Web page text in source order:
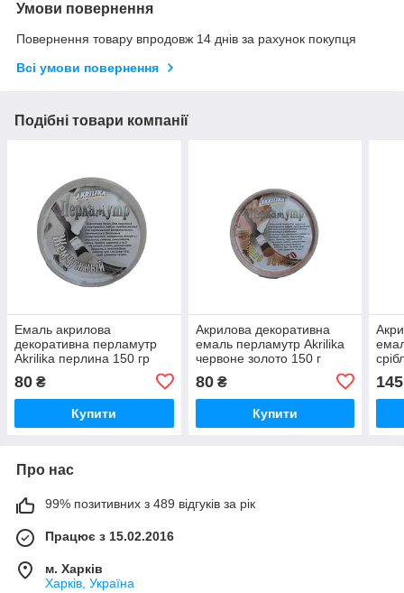
Умови повернення
Повернення товару впродовж 14 днів за рахунок покупця
Всі умови повернення
Подібні товари компанії
Емаль акрилова
декоративна перламутр
Akrilika перлина 150 гр
80 ₴
Купити
Акрилова декоративна
емаль перламутр Akrilika
червоне золото 150 г
80₴
Купити
145
Про нас
99% позитивних з 489 відгуків за рік
Працює з 15.02.2016
м. Харків
Харків, Україна